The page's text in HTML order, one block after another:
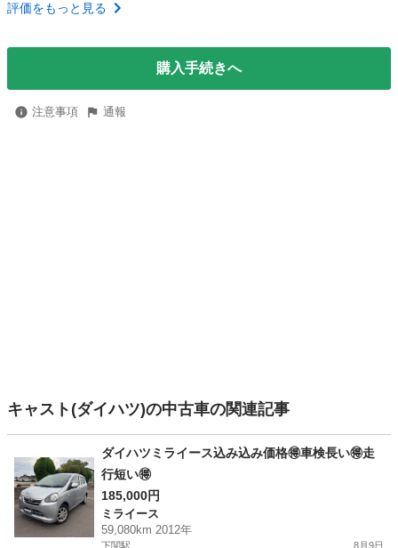
評価をもっと見る
購入手続きへ
注意事項 通報
キャスト(ダイハツ)の中古車の関連記事
ダイハツミライース込み込み価格🉐車検長い🉐走
行短い🉐
185,000円
ミライース
59,080km 2012年
下関駅 8月9日